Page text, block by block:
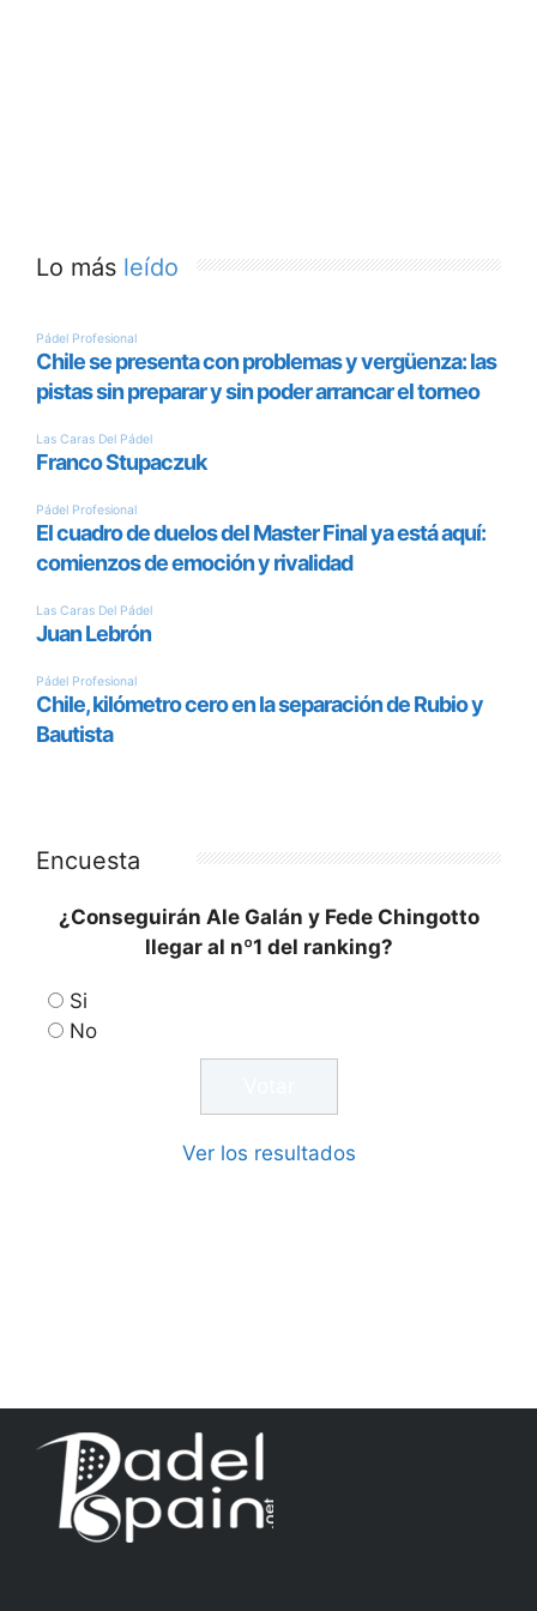
Lo más leído
Encuesta
¿Conseguirán Ale Galán y Fede Chingotto
llegar al nº1 del ranking?
Si
No
Ver los resultados